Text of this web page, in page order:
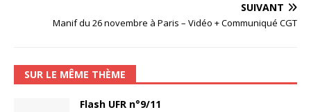
SUIVANT
Manif du 26 novembre à Paris – Vidéo + Communiqué CGT
SUR LE MÊME THÈME
Flash UFR n°9/11